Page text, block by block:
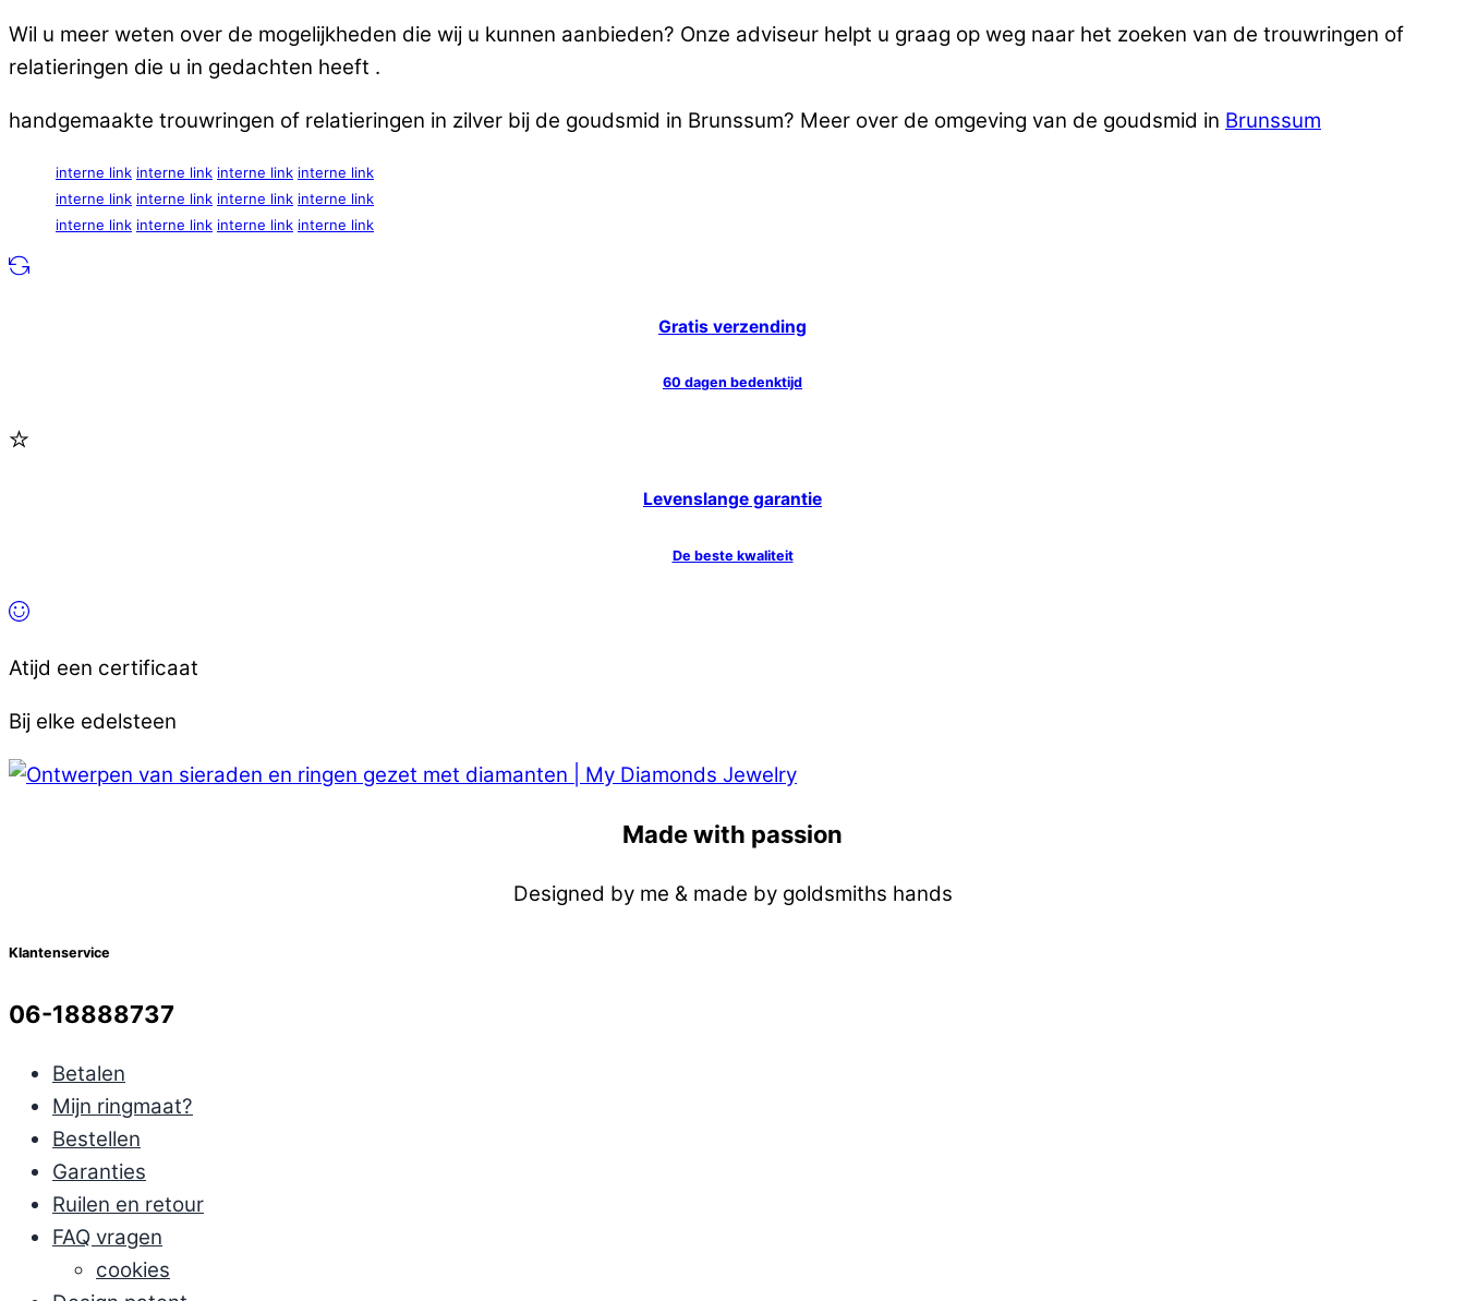
Wil u meer weten over de mogelijkheden die wij u kunnen aanbieden? Onze adviseur helpt u graag op weg naar het zoeken van de trouwringen of
relatieringen die u in gedachten heeft .
handgemaakte trouwringen of relatieringen in zilver bij de goudsmid in Brunssum? Meer over de omgeving van de goudsmid in Brunssum
interne link interne link interne link interne link
interne link interne link interne link interne link
interne link interne link interne link interne link
Gratis verzending
60 dagen bedenktijd
Levenslange garantie
De beste kwaliteit
Atijd een certificaat
Bij elke edelsteen
Made with passion
Designed by me & made by goldsmiths hands
Klantenservice
06-18888737
Betalen
Mijn ringmaat?
Bestellen
Garanties
Ruilen en retour
FAQ vragen
cookies